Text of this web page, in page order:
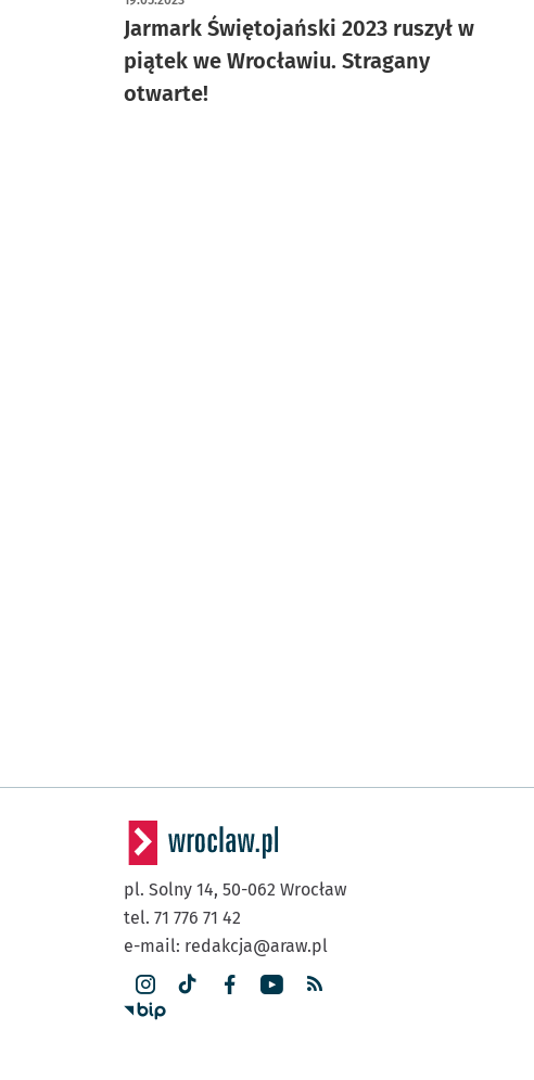
Jarmark Świętojański 2023 ruszył w
piątek we Wrocławiu. Stragany
otwarte!
pl. Solny 14, 50-062 Wrocław
tel. 71 776 71 42
e-mail: redakcja@araw.pl